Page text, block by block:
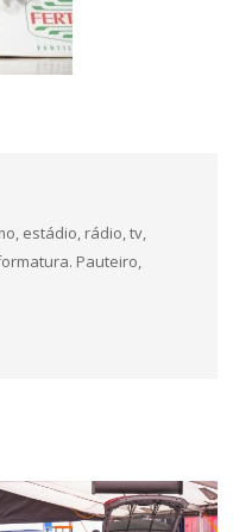
estádio, rádio, tv,
Pauteiro,